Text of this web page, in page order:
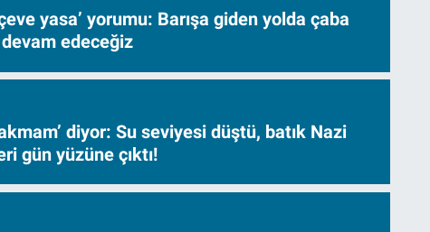
yasa’ yorumu: Barışa giden yolda çaba
edeceğiz
diyor: Su seviyesi düştü, batık Nazi
gün yüzüne çıktı!